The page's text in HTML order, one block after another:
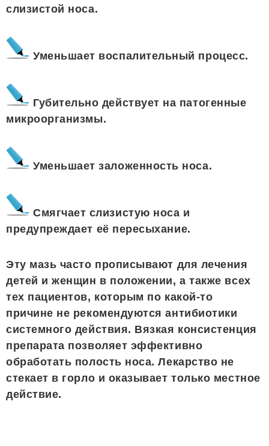
слизистой носа.
Уменьшает воспалительный процесс.
Губительно действует на патогенные
микроорганизмы.
Уменьшает заложенность носа.
Смягчает слизистую носа и
предупреждает её пересыхание.
Эту мазь часто прописывают для лечения
детей и женщин в положении, а также всех
тех пациентов, которым по какой-то
причине не рекомендуются антибиотики
системного действия. Вязкая консистенция
препарата позволяет эффективно
обработать полость носа. Лекарство не
стекает в горло и оказывает только местное
действие.